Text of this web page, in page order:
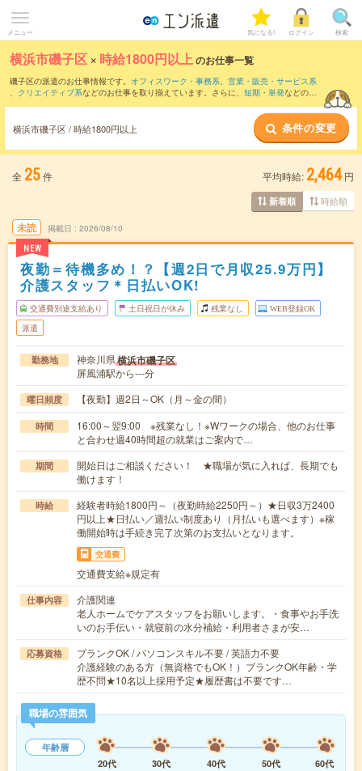
メニュー 気になる! ログイン 検索
横浜市磯子区 × 時給1800円以上のお仕事一覧
磯子区の派遣のお仕事情報です。 オフィスワーク・事務系、 営業・販売・サービス系
、 クリエイティブ系などのお仕事を取り揃えています。さらに、 短期 ・ 単発などの期
横浜市磯子区 / 時給1800円以上 条件の変更
全 25件 平均時給: 2,464 円
新着順 時給順
未読
NEW
掲載日 2026/08/10
夜勤＝待機多め！？【週2日で月収25.9万円】
介護スタッフ＊日払いOK!
交通費別途支給あり 土日祝日が休み 残業なし WEB登録OK
派遣
勤務地 神奈川県横浜市磯子区
屏風浦駅から---分
曜日頻度 【夜勤】週2日～OK（月～金の間）
時間
16:00～翌9:00 ※残業なし！※Wワークの場合、他のお仕事
と合わせ週40時間超の就業はご案内で…
期間
開始日はご相談ください！ ★職場が気に入れば、長期でも
働けます！
時給
経験者時給1800円～（夜勤時給2250円～）★日収3万2400
円以上★日払い／週払い制度あり（月払いも選べます）※稼
働開始時は手続き完了次第のお支払いとなります。
交通費
交通費支給※規定有
仕事内容
介護関連
老人ホームでケアスタッフをお願いします。・食事やお手洗
いのお手伝い・就寝前の水分補給・利用者さまが安…
応募資格
ブランクOK / パソコンスキル不要 / 英語力不要
介護経験のある方（無資格でもOK！）ブランクOK年齢・学
歴不問★10名以上採用予定★履歴書は不要です…
職場の雰囲気
年齢層
20代
30代 40代 50代
60代